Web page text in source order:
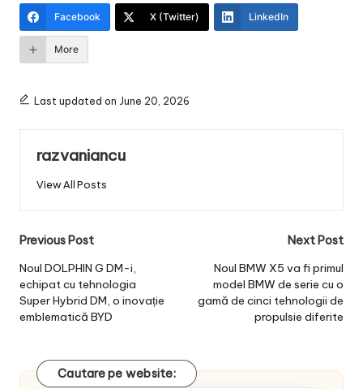
Facebook X (Twitter) LinkedIn
More
Last updated on June 20, 2026
razvaniancu
View All Posts
Post
navigation
Previous Post
Noul DOLPHIN G DM-i,
echipat cu tehnologia
Super Hybrid DM, o inovație
emblematică BYD
Next Post
Noul BMW X5 va fi primul
model BMW de serie cu o
gamă de cinci tehnologii de
propulsie diferite
Cautare pe website: